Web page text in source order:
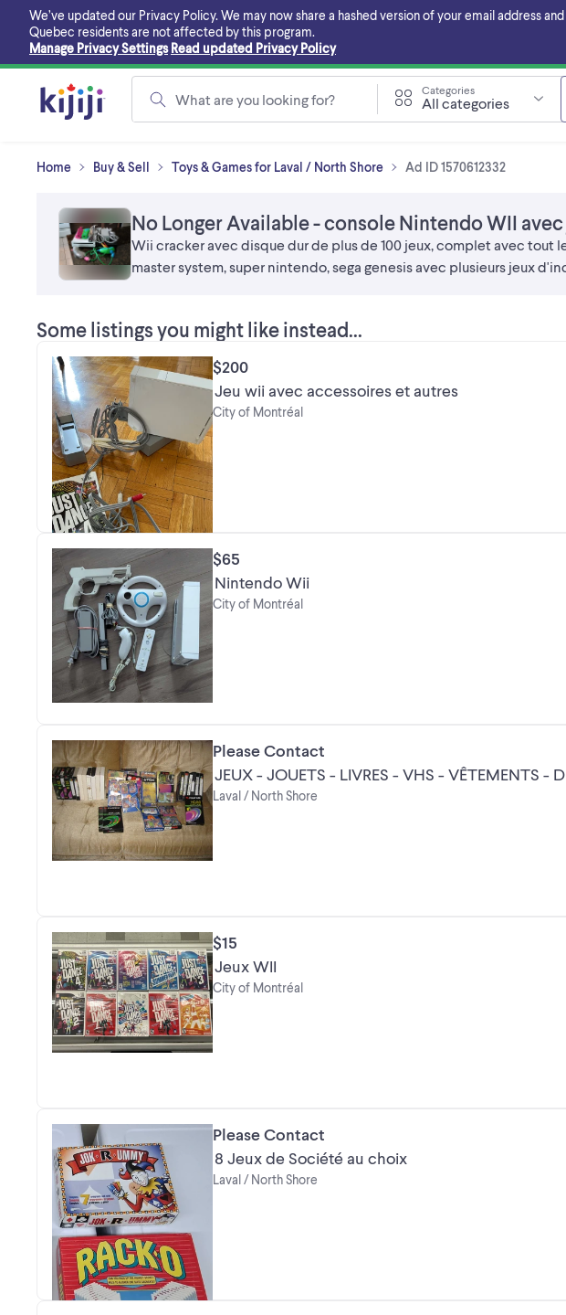
main
content
We’ve updated our Privacy Policy. We may now share a hashed version of your email address
Quebec residents are not affected by this program.
Manage Privacy Settings Read updated Privacy Policy
What are you looking for?
Categories
All categories
Home Buy & Sell Toys & Games for Laval / North Shore Ad ID 1570612332
No Longer Available - console Nintendo WII avec
Wii cracker avec disque dur de plus de 100 jeux, complet avec tout
master system, super nintendo, sega genesis avec plusieurs jeux
Some listings you might like instead...
$200
Jeu wii avec accessoires et autres
City of Montréal
$65
Nintendo Wii
City of Montréal
Please Contact
JEUX - JOUETS - LIVRES - VHS - VÊTEMENTS -
Laval / North Shore
$15
Jeux WII
City of Montréal
Please Contact
8 Jeux de Société au choix
Laval / North Shore